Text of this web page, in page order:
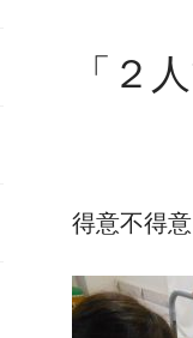
「２
得意不得